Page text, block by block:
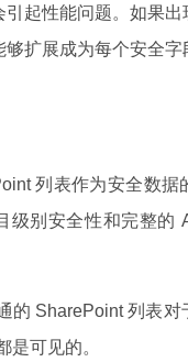
引起性能问题。如果出
够扩展成为每个安全字
列表作为安全数据
级别安全性和完整的
SharePoint 列表对
是可见的。